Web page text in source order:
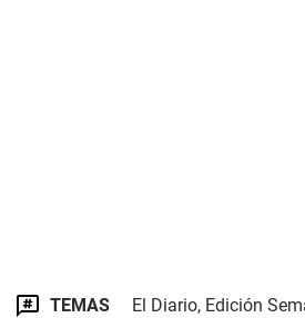
TEMAS El Diario, Edición